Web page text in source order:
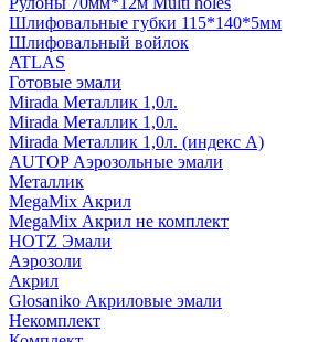
Шлифовальные губки 115*140*5мм
Шлифовальный войлок
ATLAS
Готовые эмали
Mirada Металлик 1,0л.
Mirada Металлик 1,0л.
Mirada Металлик 1,0л. (индекс А)
AUTOP Аэрозольные эмали
Металлик
MegaMix Акрил
MegaMix Акрил не комплект
HOTZ Эмали
Аэрозоли
Акрил
Glosaniko Акриловые эмали
Некомплект